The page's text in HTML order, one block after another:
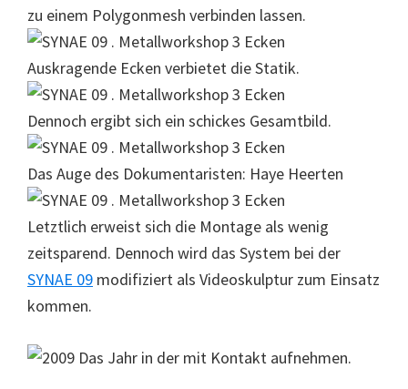
zu einem Polygonmesh verbinden lassen.
Auskragende Ecken verbietet die Statik.
Dennoch ergibt sich ein schickes Gesamtbild.
Das Auge des Dokumentaristen: Haye Heerten
Letztlich erweist sich die Montage als wenig
zeitsparend. Dennoch wird das System bei der
SYNAE 09 modifiziert als Videoskulptur zum Einsatz
kommen.